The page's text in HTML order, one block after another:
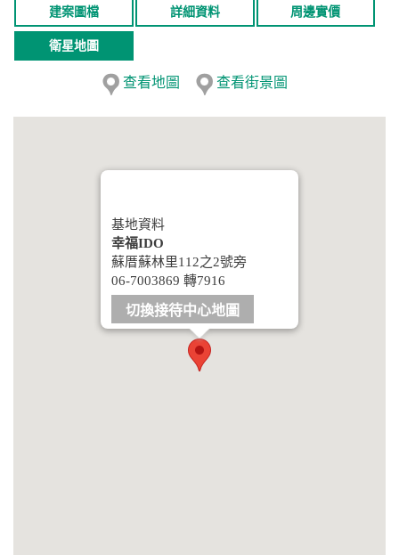
建案圖檔 詳細資料 周邊實價
衛星地圖
查看地圖 查看街景圖
基地資料
幸福IDO
蘇厝蘇林里112之2號旁
06-7003869 轉7916
切換接待中心地圖